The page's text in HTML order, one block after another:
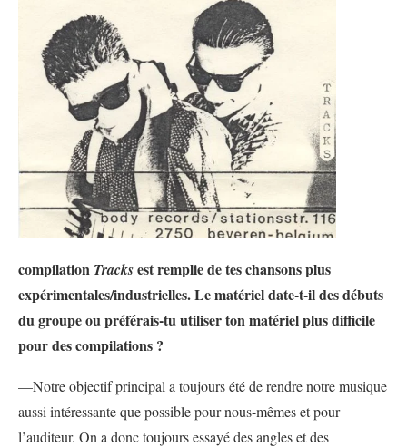
compilation Tracksest remplie de tes chansons plus
expérimentales/industrielles. Le matériel date-t-il des débuts
du groupe ou préférais-tu utiliser ton matériel plus difficile
pour des compilations ?
—Notre objectif principal a toujours été de rendre notre musique
aussi intéressante que possible pour nous-mêmes et pour
l’auditeur. On a donc toujours essayé des angles et des